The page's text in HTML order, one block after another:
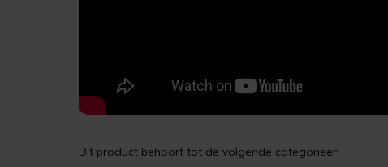
Dit product behoort tot de volgende categorieën